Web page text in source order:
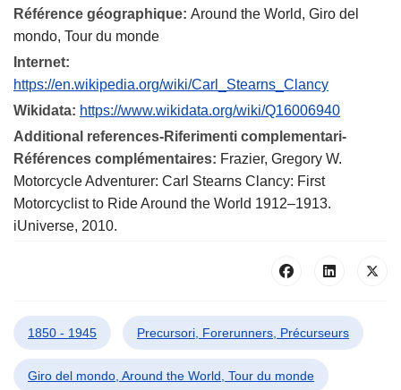
Référence géographique: Around the World, Giro del
mondo, Tour du monde
Internet:
https://en.wikipedia.org/wiki/Carl_Stearns_Clancy
Wikidata: https://www.wikidata.org/wiki/Q16006940
Additional references-Riferimenti complementari-
Références complémentaires: Frazier, Gregory W.
Motorcycle Adventurer: Carl Stearns Clancy: First
Motorcyclist to Ride Around the World 1912–1913.
iUniverse, 2010.
1850 - 1945 Precursori, Forerunners, Précurseurs
Giro del mondo, Around the World, Tour du monde